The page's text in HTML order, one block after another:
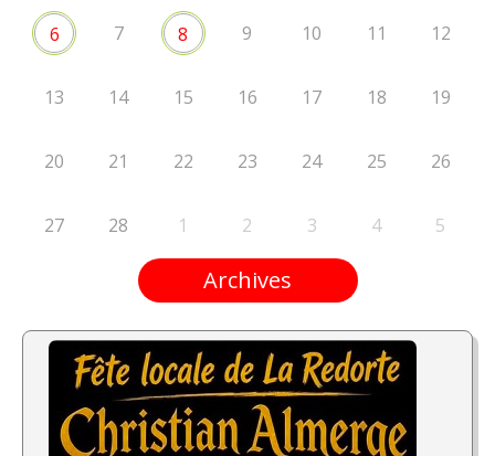
6 7 8 9 10 11 12
13 14 15 16 17 18 19
20 21 22 23 24 25 26
27 28 1 2 3 4 5
Archives